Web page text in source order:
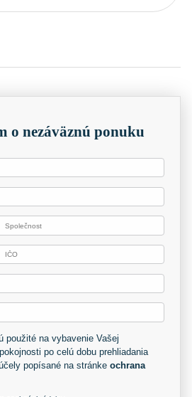
o nezáväznú ponuku
použité na vybavenie Vašej
po celú dobu prehliadania
popísané na stránke ochrana